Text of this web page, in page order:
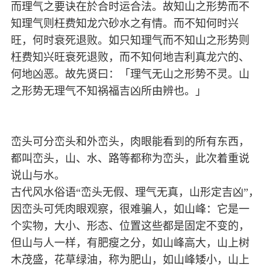
而理气之要诀在於合时运合法。故知山之形势而不
知理气则枉费知龙穴砂水之有情。而不知何时兴
旺，何时衰死退败。如只知理气而不知山之形势则
枉费知兴旺衰死退败，而不知何地吉利真龙穴的、
何地凶恶。故先贤曰：「理气无山之形势不灵。山
之形势无理气不知祸福吉凶所由辨也。」
峦头可分峦头和外峦头，肉眼能看到的所有东西，
都叫峦头，山、水、路等都称为峦头，此次着重说
说山与水。
古代风水俗语“峦头无假、理气无真，山形定吉凶”，
因峦头可凭肉眼观察，很难骗人，如山峰：它是一
个实物，大小、形态、位置这些都是固定不变的，
但山与人一样，有肥瘦之分，如山峰高大，山上树
木茂盛，花草绿油，称为肥山，如山峰矮小，山上